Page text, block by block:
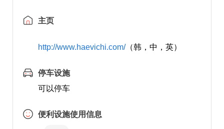
主页
http://www.haevichi.com/（韩，中，英）
停车设施
可以停车
便利设施使用信息